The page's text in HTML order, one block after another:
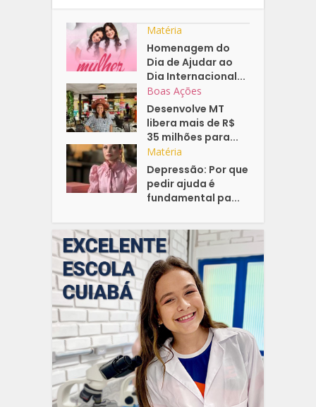
Matéria
Homenagem do
Dia de Ajudar ao
Dia Internacional...
Boas Ações
Desenvolve MT
libera mais de R$
35 milhões para...
Matéria
Depressão: Por que
pedir ajuda é
fundamental pa...